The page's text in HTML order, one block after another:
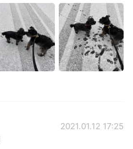
Français
日本語
Русский
2021.01.12 17:25